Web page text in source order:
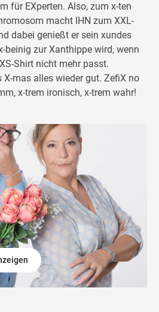
für EXperten. Also, zum x-ten
macht IHN zum XXL-
dabei genießt er sein xundes
beinig zur Xanthippe wird, wenn
Shirt nicht mehr passt.
mas alles wieder gut. ZefiX no
x-trem ironisch, x-trem wahr!